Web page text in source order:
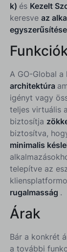
k) és Kezelt
keresve az
egyszerűsítése
A GO-Global
architektúra
igényt vagy
teljes virtuális
biztosítja
biztosítva,
minimalis
telepítve az
rugalmasság .
Árak
Bár a konkrét
a további